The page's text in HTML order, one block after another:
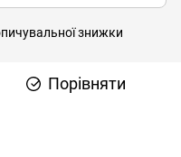
знижки
Порівняти